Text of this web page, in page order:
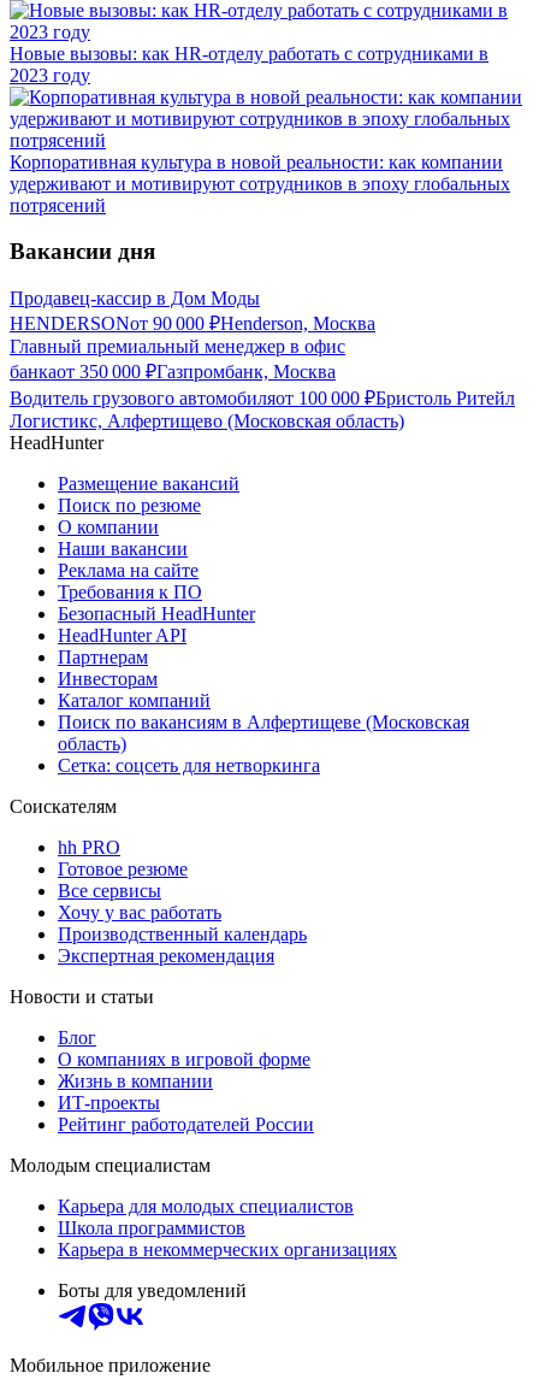
Новые вызовы: как HR-отделу работать с сотрудниками в
2023 году
Корпоративная культура в новой реальности: как компании
удерживают и мотивируют сотрудников в эпоху глобальных
потрясений
Вакансии дня
Продавец-кассир в Дом Моды
HENDERSONот 90 000 ₽Henderson, Москва
Главный премиальный менеджер в офис
банкаот 350 000 ₽Газпромбанк, Москва
Водитель грузового автомобиляот 100 000 ₽Бристоль Ритейл
Логистикс, Алфертищево (Московская область)
HeadHunter
Размещение вакансий
Поиск по резюме
О компании
Наши вакансии
Реклама на сайте
Требования к ПО
Безопасный HeadHunter
HeadHunter API
Партнерам
Инвесторам
Каталог компаний
Поиск по вакансиям в Алфертищеве (Московская
область)
Сетка: соцсеть для нетворкинга
Соискателям
hh PRO
Готовое резюме
Все сервисы
Хочу у вас работать
Производственный календарь
Экспертная рекомендация
Новости и статьи
Блог
О компаниях в игровой форме
Жизнь в компании
ИТ-проекты
Рейтинг работодателей России
Молодым специалистам
Карьера для молодых специалистов
Школа программистов
Карьера в некоммерческих организациях
Боты для уведомлений
Мобильное приложение